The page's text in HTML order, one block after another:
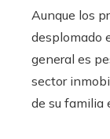
Aunque los
desplomado
general es
sector
de su familia